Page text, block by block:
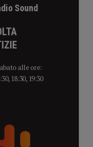
Sound
alle ore:
18:30, 19:30